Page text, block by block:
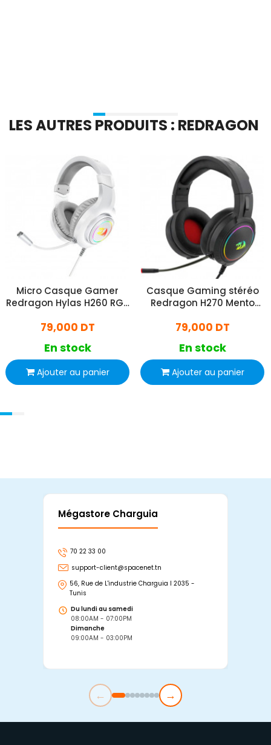
LES AUTRES PRODUITS : REDRAGON
Micro Casque Gamer
Redragon Hylas H260 RGB
79,000 DT
En stock
Ajouter au panier
Casque Gaming stéréo
Redragon H270 Mento
79,000 DT
En stock
Ajouter au panier
Mégastore Charguia
70 22 33 00
support-client@spacenet.tn
56, Rue de L'industrie Charguia I 2035 -
Tunis
Du lundi au samedi
08:00AM - 07:00PM
Dimanche
09:00AM - 03:00PM
← →